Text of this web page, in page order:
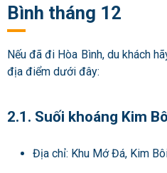
Bình tháng 12
Nếu đã đi Hòa Bình, du khách
địa điểm dưới đây:
2.1. Suối khoáng Kim
Địa chỉ: Khu Mớ Đá, Kim